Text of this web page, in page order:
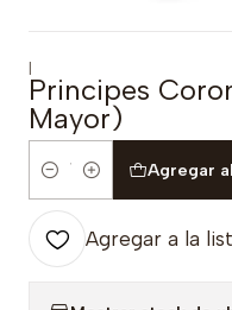
|
Principes
Mayor)
Cantidad
Agregar
Agregar a la